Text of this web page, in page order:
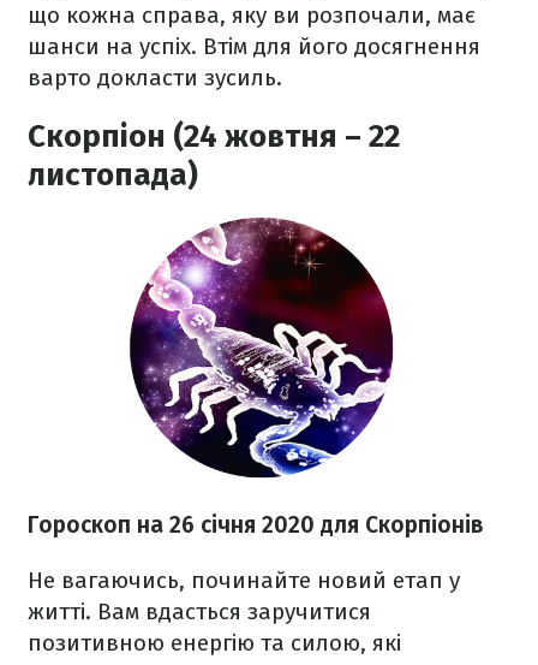
що кожна справа, яку ви розпочали, має
шанси на успіх. Втім для його досягнення
варто докласти зусиль.
Скорпіон (24 жовтня – 22
листопада)
Гороскоп на 26 січня 2020 для Скорпіонів
Не вагаючись, починайте новий етап у
житті. Вам вдасться заручитися
позитивною енергію та силою, які